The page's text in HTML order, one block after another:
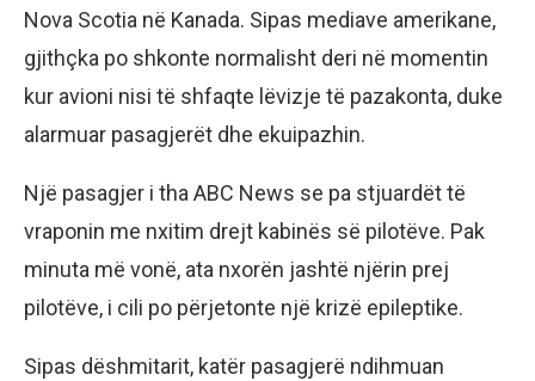
Nova Scotia në Kanada. Sipas mediave amerikane,
gjithçka po shkonte normalisht deri në momentin
kur avioni nisi të shfaqte lëvizje të pazakonta, duke
alarmuar pasagjerët dhe ekuipazhin.
Një pasagjer i tha ABC News se pa stjuardët të
vraponin me nxitim drejt kabinës së pilotëve. Pak
minuta më vonë, ata nxorën jashtë njërin prej
pilotëve, i cili po përjetonte një krizë epileptike.
Sipas dëshmitarit, katër pasagjerë ndihmuan